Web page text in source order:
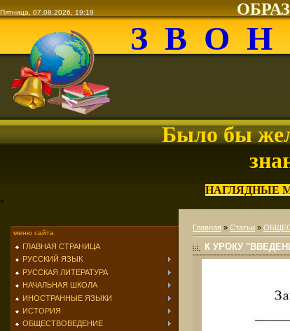
Пятница, 07.08.2026, 19:19
З В О
Было бы
НАГЛЯДНЫЕ
<
меню сайта
ГЛАВНАЯ СТРАНИЦА
РУССКИЙ ЯЗЫК
РУССКАЯ ЛИТЕРАТУРА
НАЧАЛЬНАЯ ШКОЛА
ИНОСТРАННЫЕ ЯЗЫКИ
ИСТОРИЯ
ОБЩЕСТВОВЕДЕНИЕ
Главная » Статьи »
К УРОКУ